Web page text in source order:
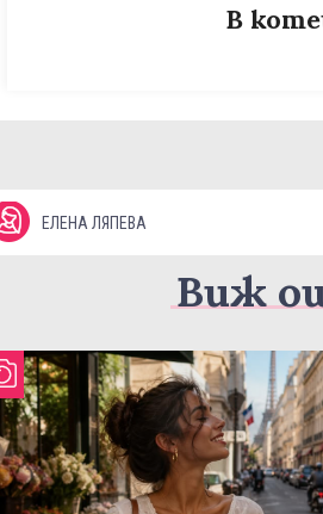
В
ЕЛЕНА ЛЯПЕВА
Виж